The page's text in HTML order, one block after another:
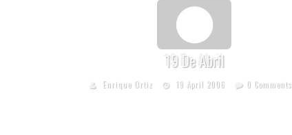
19 De Abril
Enrique Ortiz 19 April 2006 0 Comments